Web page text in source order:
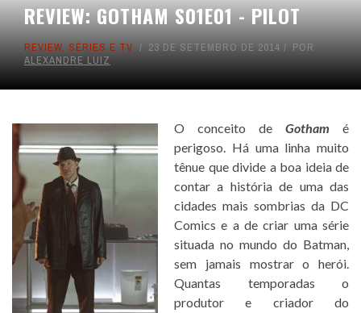
REVIEW: GOTHAM S01E01 - PILOT
REVIEW, SÉRIES E TV 23 DE SETEMBRO DE 2014
POR
ALEXANDRE LUIZ
O conceito de Gotham é
perigoso. Há uma linha muito
tênue que divide a boa ideia de
contar a história de uma das
cidades mais sombrias da DC
Comics e a de criar uma série
situada no mundo do Batman,
sem jamais mostrar o herói.
Quantas temporadas o
produtor e criador do